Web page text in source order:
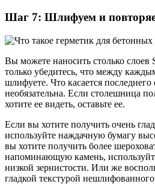
Шаг 7: Шлифуем и
Вы можете наносить столько слоев
только убедитесь, что между
шлифуете. Что касается
необязательна. Если столешница
хотите ее видеть, оставьте ее.
Если вы хотите получить очень
используйте наждачную бумагу
вы хотите получить более
напоминающую камень,
низкой зернистости. Или же
гладкой текстурой